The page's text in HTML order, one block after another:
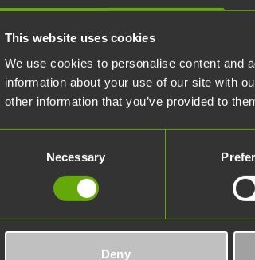
This website uses cookies
We use cookies to personalise content and
information about your use of our site with
other information that you’ve provided to
Necessary
Deny
Vuosikatsaus 2014